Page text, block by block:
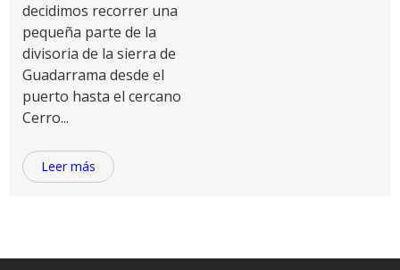
decidimos recorrer una
pequeña parte de la
divisoria de la sierra de
Guadarrama desde el
puerto hasta el cercano
Cerro...
Leer más